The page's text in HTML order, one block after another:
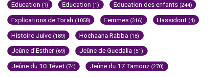
Education (1) Education (1) Education des enfants (244)
Explications de Torah (1058) Femmes (316) Hassidout (4)
Histoire Juive (189) Hochaana Rabba (18)
Jeûne d'Esther (69) Jeûne de Guedalia (51)
Jeûne du 10 Tévet (74) Jeûne du 17 Tamouz (270)